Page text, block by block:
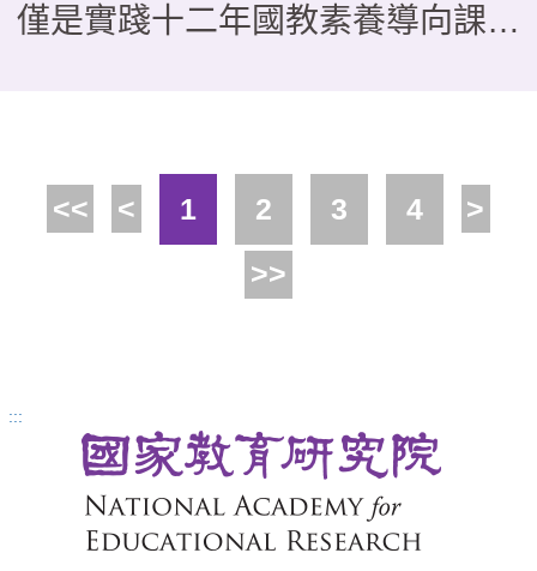
僅是實踐十二年國教素養導向課程
年來，不少場域也積極發展戶外教
育課程，並主動與學校合作，這本
由教育部國民及學前教育署委託國
家教育研究院戶外教育研究室編撰
正是為場域而寫的課程開發手冊。
全書從戶外教育概念的介紹開始，
涵蓋場域如何設計戶外教育課程、
與學校建立合作關係，皆提供明確
<< < 1 2 3 4 >
>>
:::